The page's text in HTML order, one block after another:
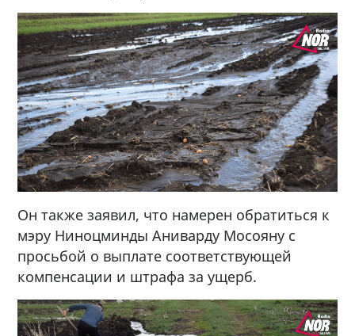
Он также заявил, что намерен обратиться к
мэру Ниноцминды Аниварду Мосояну с
просьбой о выплате соответствующей
компенсации и штрафа за ущерб.